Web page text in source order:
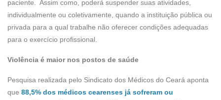
paciente. Assim como, poderá suspender suas atividades,
individualmente ou coletivamente, quando a instituição pública ou
privada para a qual trabalhe não oferecer condições adequadas
para o exercício profissional.
Violência é maior nos postos de saúde
Pesquisa realizada pelo Sindicato dos Médicos do Ceará aponta
que 88,5% dos médicos cearenses já sofreram ou